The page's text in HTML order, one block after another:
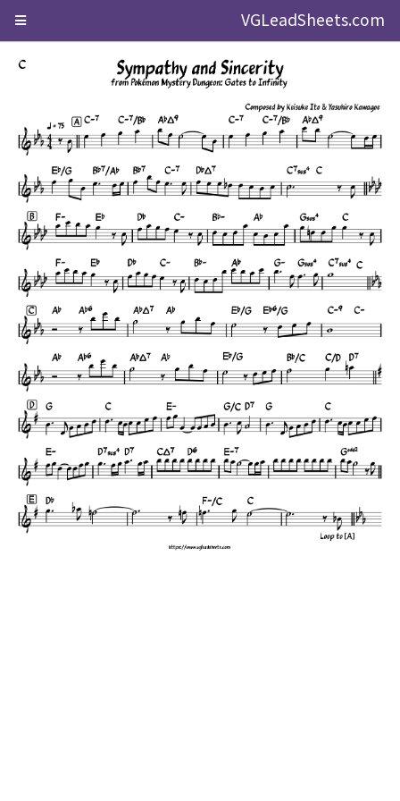
VGLeadSheets.com